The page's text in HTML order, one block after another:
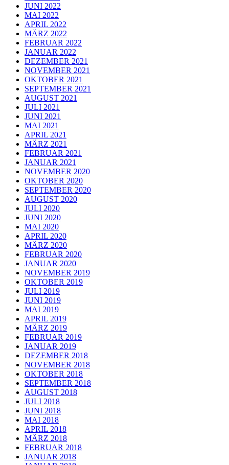
JUNI 2022
MAI 2022
APRIL 2022
MÄRZ 2022
FEBRUAR 2022
JANUAR 2022
DEZEMBER 2021
NOVEMBER 2021
OKTOBER 2021
SEPTEMBER 2021
AUGUST 2021
JULI 2021
JUNI 2021
MAI 2021
APRIL 2021
MÄRZ 2021
FEBRUAR 2021
JANUAR 2021
NOVEMBER 2020
OKTOBER 2020
SEPTEMBER 2020
AUGUST 2020
JULI 2020
JUNI 2020
MAI 2020
APRIL 2020
MÄRZ 2020
FEBRUAR 2020
JANUAR 2020
NOVEMBER 2019
OKTOBER 2019
JULI 2019
JUNI 2019
MAI 2019
APRIL 2019
MÄRZ 2019
FEBRUAR 2019
JANUAR 2019
DEZEMBER 2018
NOVEMBER 2018
OKTOBER 2018
SEPTEMBER 2018
AUGUST 2018
JULI 2018
JUNI 2018
MAI 2018
APRIL 2018
MÄRZ 2018
FEBRUAR 2018
JANUAR 2018